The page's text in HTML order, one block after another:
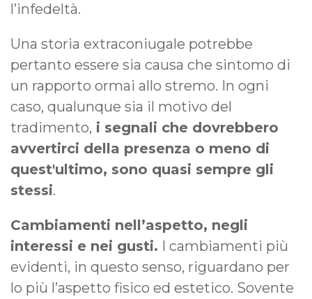
l’infedeltà.
Una storia extraconiugale potrebbe
pertanto essere sia causa che sintomo di
un rapporto ormai allo stremo. In ogni
caso, qualunque sia il motivo del
tradimento, i segnali che dovrebbero
avvertirci della presenza o meno di
quest'ultimo, sono quasi sempre gli
stessi.
Cambiamenti nell’aspetto, negli
interessi e nei gusti. I cambiamenti più
evidenti, in questo senso, riguardano per
lo più l’aspetto fisico ed estetico. Sovente